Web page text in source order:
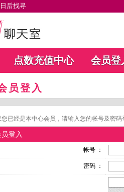
后找寻
点数充值中心 会员登
员登入
您已经是本中心会员，请输入您的帐号及密
登入
帐号 ：
密码 ：